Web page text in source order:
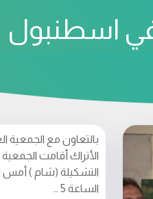
اسطنبول
بالتعاون مع الجمعية
الأتراك أقامت
الساعة 5 …